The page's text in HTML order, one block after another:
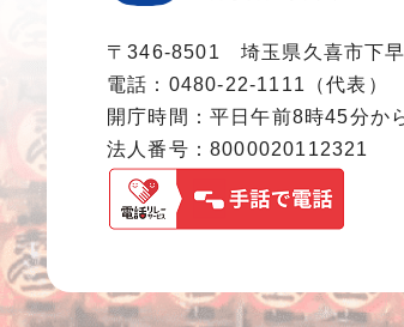
〒346-8501 埼玉県久喜市下
電話：0480-22-1111（代表）
開庁時間：平日午前8時45分か
法人番号：8000020112321